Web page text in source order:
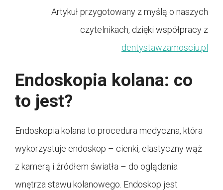
Artykuł przygotowany z myślą o naszych
czytelnikach, dzięki współpracy z
dentystawzamosciu.pl
Endoskopia kolana: co
to jest?
Endoskopia kolana to procedura medyczna, która
wykorzystuje endoskop – cienki, elastyczny wąż
z kamerą i źródłem światła – do oglądania
wnętrza stawu kolanowego. Endoskop jest